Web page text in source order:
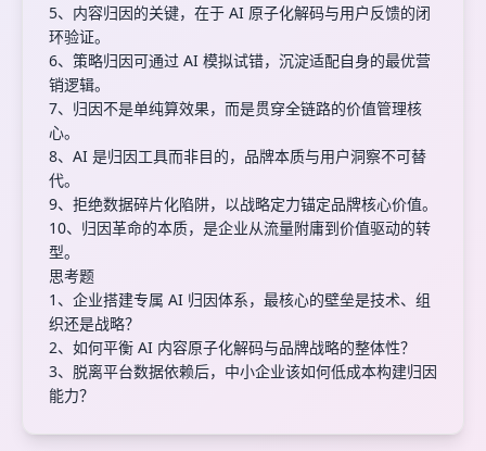
5、内容归因的关键，在于 AI 原子化解码与用户反馈的闭
环验证。
6、策略归因可通过 AI 模拟试错，沉淀适配自身的最优营
销逻辑。
7、归因不是单纯算效果，而是贯穿全链路的价值管理核
心。
8、AI 是归因工具而非目的，品牌本质与用户洞察不可替
代。
9、拒绝数据碎片化陷阱，以战略定力锚定品牌核心价值。
10、归因革命的本质，是企业从流量附庸到价值驱动的转
型。
思考题
1、企业搭建专属 AI 归因体系，最核心的壁垒是技术、组
织还是战略？
2、如何平衡 AI 内容原子化解码与品牌战略的整体性？
3、脱离平台数据依赖后，中小企业该如何低成本构建归因
能力？